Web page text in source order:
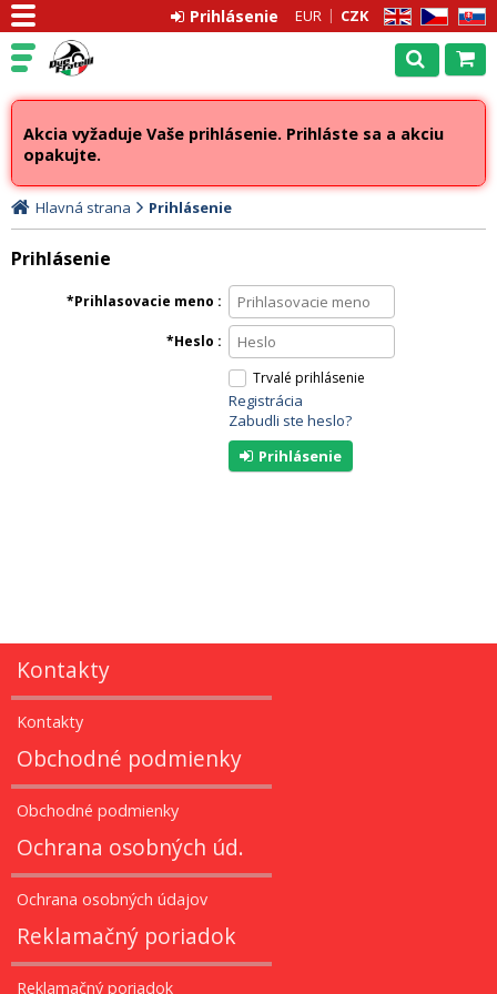
EN CZ SK
EUR CZK
Prihlásenie
Akcia vyžaduje Vaše prihlásenie. Prihláste sa a akciu
opakujte.
Hlavná strana Prihlásenie
Prihlásenie
Prihlasovacie meno
Heslo
Trvalé prihlásenie
Registrácia
Zabudli ste heslo?
Prihlásenie
Kontakty
Kontakty
Obchodné podmienky
Obchodné podmienky
Ochrana osobných úd.
Ochrana osobných údajov
Reklamačný poriadok
Reklamačný poriadok